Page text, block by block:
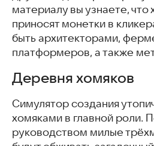
Virtual Pet Hamsters
Комбо хомяк — битва!
Часто задаваемые вопросы
Вам может понравиться
материалу вы узнаете, что
приносят монетки в
быть архитекторами,
платформеров, а также
Деревня хомяков
Симулятор создания
хомяками в главной роли.
руководством милые